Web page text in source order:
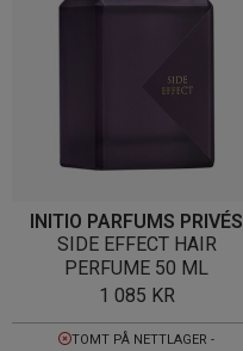
INITIO PARFUMS PRIVÉS
SIDE EFFECT HAIR
PERFUME 50 ML
1 085 KR
TOMT PÅ NETTLAGER -